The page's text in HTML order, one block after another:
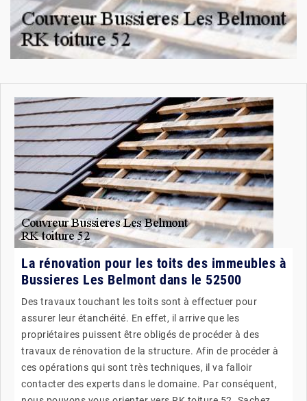
La rénovation pour les toits des immeubles à
Bussieres Les Belmont dans le 52500
Des travaux touchant les toits sont à effectuer pour
assurer leur étanchéité. En effet, il arrive que les
propriétaires puissent être obligés de procéder à des
travaux de rénovation de la structure. Afin de procéder à
ces opérations qui sont très techniques, il va falloir
contacter des experts dans le domaine. Par conséquent,